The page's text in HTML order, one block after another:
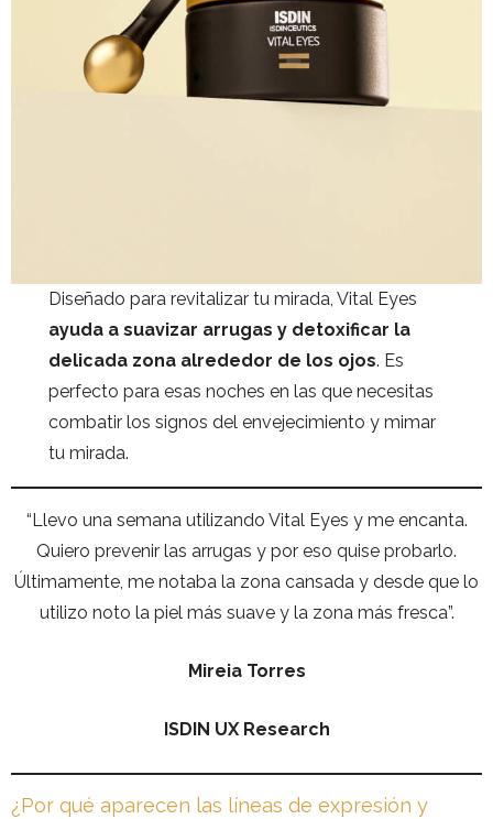
Diseñado para revitalizar tu mirada, Vital Eyes
ayuda a suavizar arrugas y detoxificar la
delicada zona alrededor de los ojos. Es
perfecto para esas noches en las que necesitas
combatir los signos del envejecimiento y mimar
tu mirada.
“Llevo una semana utilizando Vital Eyes y me encanta.
Quiero prevenir las arrugas y por eso quise probarlo.
Últimamente, me notaba la zona cansada y desde que lo
utilizo noto la piel más suave y la zona más fresca”.
Mireia Torres
ISDIN UX Research
¿Por qué aparecen las líneas de expresión y